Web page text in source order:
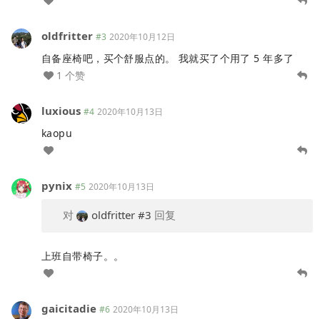
oldfritter #3 2020年10月12日
自备座椅吧，买个舒服点的。 我就买了个用了 5 年多了
1 个赞
luxious #4 2020年10月13日
kaopu
pynix #5 2020年10月13日
对 oldfritter #3 回复
上班自带椅子。。
gaicitadie #6 2020年10月13日